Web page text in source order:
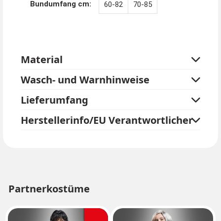
Bundumfang cm:
60-82 70-85
Material
Wasch- und Warnhinweise
Lieferumfang
Herstellerinfo/EU Verantwortlicher
Partnerkostüme